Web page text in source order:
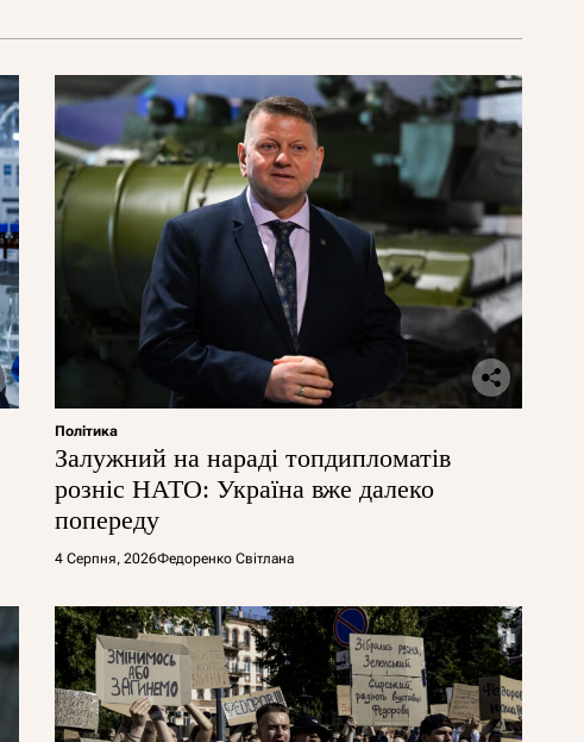
Політика
Залужний на нараді топдипломатів
розніс НАТО: Україна вже далеко
попереду
4 Серпня, 2026Федоренко Світлана